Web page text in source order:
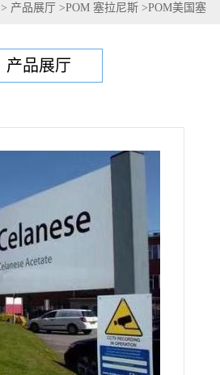
> 产品展厅 >POM 塞拉尼斯 >POM美国塞
产品展厅